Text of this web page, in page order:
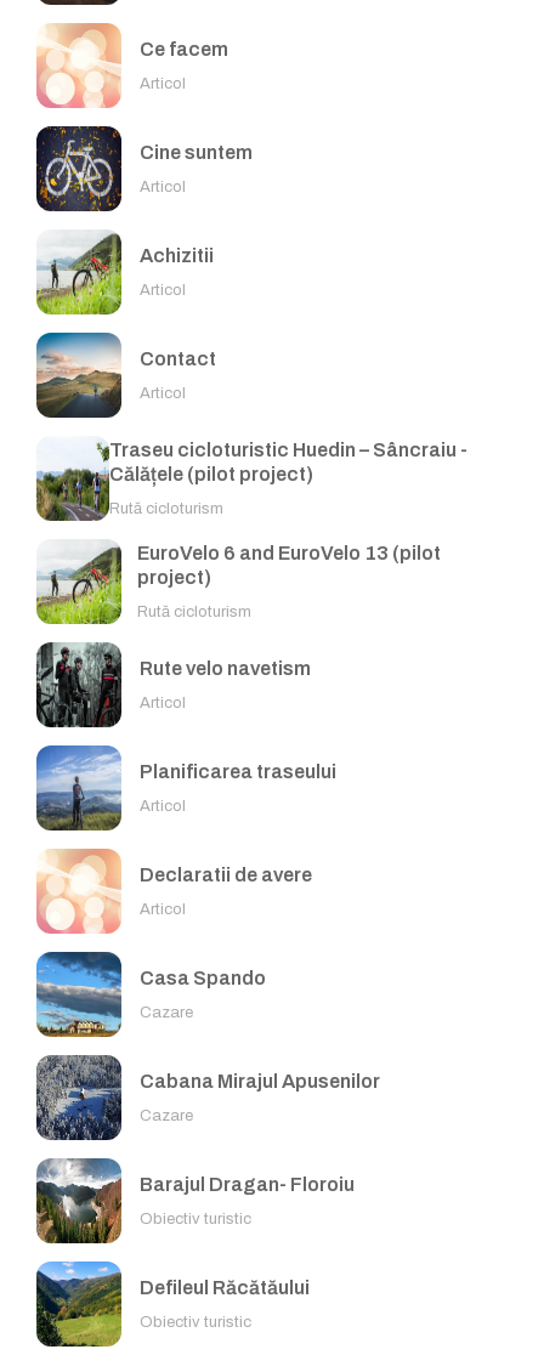
Ce facem
Articol
Cine suntem
Articol
Achizitii
Articol
Contact
Articol
Traseu cicloturistic Huedin – Sâncraiu -
Călățele (pilot project)
Rută cicloturism
EuroVelo 6 and EuroVelo 13 (pilot
project)
Rută cicloturism
Rute velo navetism
Articol
Planificarea traseului
Articol
Declaratii de avere
Articol
Casa Spando
Cazare
Cabana Mirajul Apusenilor
Cazare
Barajul Dragan- Floroiu
Obiectiv turistic
Defileul Răcătăului
Obiectiv turistic